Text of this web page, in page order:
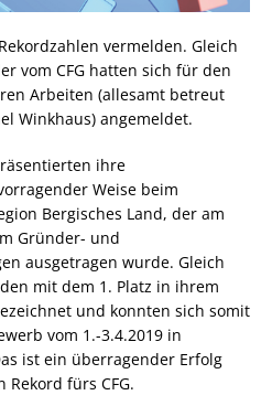
vermelden. Gleich
vom CFG hatten sich für den
Arbeiten (allesamt betreut
Winkhaus) angemeldet.
ihre
Weise beim
Bergisches Land, der am
Gründer- und
ausgetragen wurde. Gleich
mit dem 1. Platz in ihrem
und konnten sich somit
vom 1.-3.4.2019 in
ist ein überragender Erfolg
fürs CFG.